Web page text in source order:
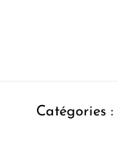
Catégories :